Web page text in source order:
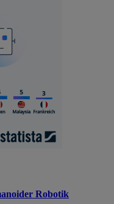
Robotik